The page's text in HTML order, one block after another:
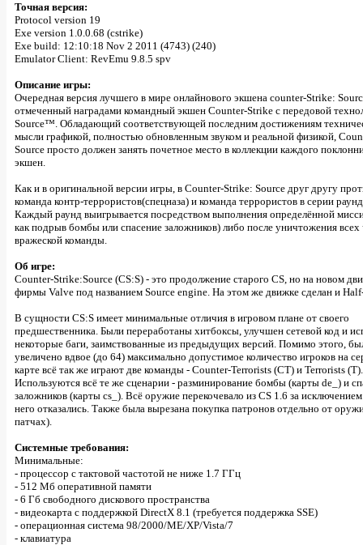
Точная версия:
Protocol version 19
Exe version 1.0.0.68 (cstrike)
Exe build: 12:10:18 Nov 2 2011 (4743) (240)
Emulator Client: RevEmu 9.8.5 spv
Описание игры:
Очередная версия лучшего в мире онлайнового экшена counter-Strike:
отмеченный наградами командный экшен Counter-Strike с передовой
Source™. Обладающий соответствующей последним достижениям
мысли графикой, полностью обновленным звуком и реальной физикой,
Source просто должен занять почетное место в коллекции каждого
экшен.
Как и в оригинальной версии игры, в Counter-Strike: Source друг другу
команда контр-террористов(спецназа) и команда террористов в серии
Каждый раунд выигрывается посредством выполнения определённой
как подрыв бомбы или спасение заложников) либо после уничтожения всех
вражеской команды.
Об игре:
Counter-Strike:Source (CS:S) - это продолжение старого CS, но на новом
фирмы Valve под названием Source engine. На этом же движке сделан и
В сущности CS:S имеет минимальные отличия в игровом плане от своего
предшественника. Были переработаны хитбоксы, улучшен сетевой код и
некоторые баги, заимствованные из предыдущих версий. Помимо этого,
увеличено вдвое (до 64) максимально допустимое количество игроков на
карте всё так же играют две команды - Counter-Terrorists (CT) и Terrorists (T).
Используются всё те же сценарии - разминирование бомбы (карты de_) и
заложников (карты cs_). Всё оружие перекочевало из CS 1.6 за
него отказались. Также была вырезана покупка патронов отдельно от
патчах).
Системные требования:
Минимальные:
- процессор с тактовой частотой не ниже 1.7 ГГц
- 512 Мб оперативной памяти
- 6 Гб свободного дискового пространства
- видеокарта с поддержкой DirectX 8.1 (требуется поддержка SSE)
- операционная система 98/2000/ME/XP/Vista/7
- клавиатура